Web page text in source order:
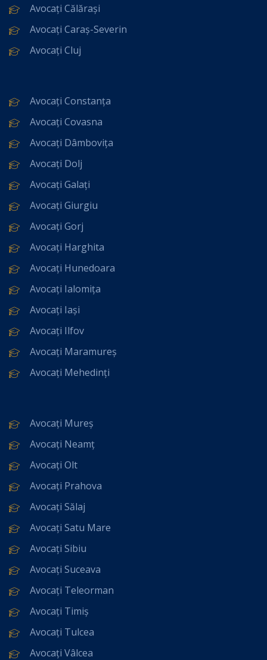
Avocați Călărași
Avocați Caraș-Severin
Avocați Cluj
Avocați Constanța
Avocați Covasna
Avocați Dâmbovița
Avocați Dolj
Avocați Galați
Avocați Giurgiu
Avocați Gorj
Avocați Harghita
Avocați Hunedoara
Avocați Ialomița
Avocați Iași
Avocați Ilfov
Avocați Maramureș
Avocați Mehedinți
Avocați Mureș
Avocați Neamț
Avocați Olt
Avocați Prahova
Avocați Sălaj
Avocați Satu Mare
Avocați Sibiu
Avocați Suceava
Avocați Teleorman
Avocați Timiș
Avocați Tulcea
Avocați Vâlcea